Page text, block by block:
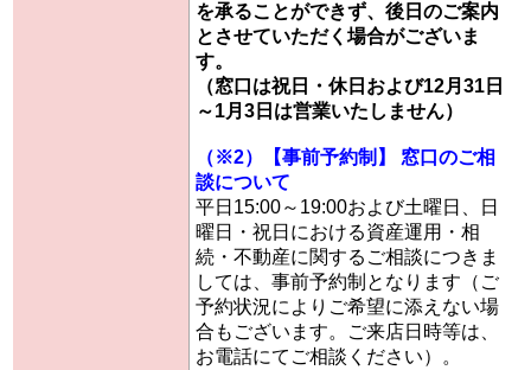
を承ることができず、後日のご案内
とさせていただく場合がございま
す。
（窓口は祝日・休日および12月31日
～1月3日は営業いたしません）
（※2）【事前予約制】 窓口のご相
談について
平日15:00～19:00および土曜日、日
曜日・祝日における資産運用・相
続・不動産に関するご相談につきま
しては、事前予約制となります（ご
予約状況によりご希望に添えない場
合もございます。ご来店日時等は、
お電話にてご相談ください）。